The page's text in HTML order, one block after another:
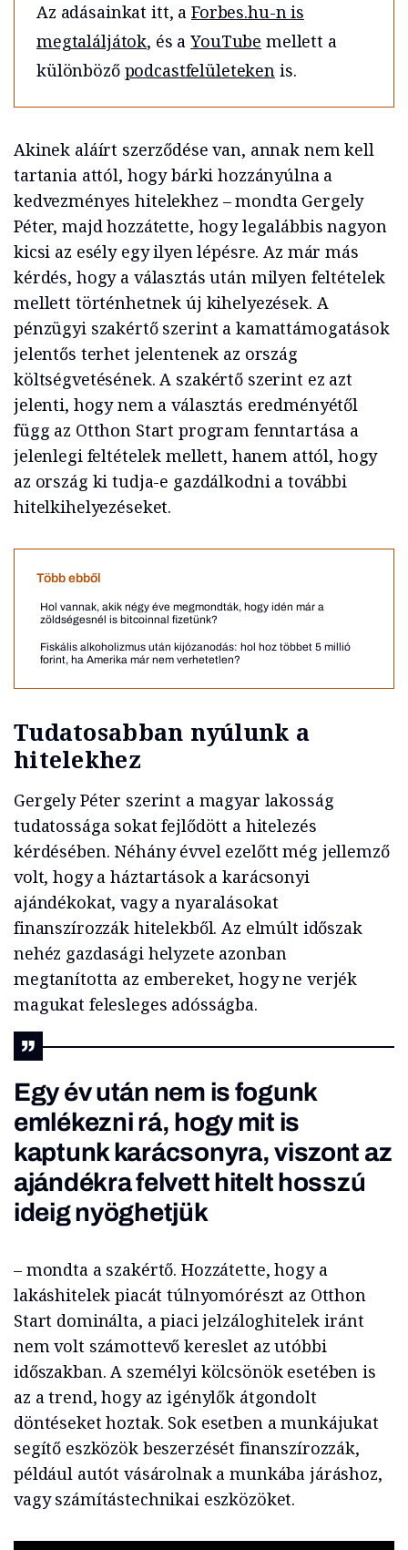
Az adásainkat itt, a Forbes.hu-n is
megtaláljátok, és aYouTube mellett a
különböző podcastfelületekenis.
Akinek aláírt szerződése van, annak nem kell
tartania attól, hogy bárki hozzányúlna a
kedvezményes hitelekhez – mondta Gergely
Péter, majd hozzátette, hogy legalábbis nagyon
kicsi az esély egy ilyen lépésre. Az már más
kérdés, hogy a választás után milyen feltételek
mellett történhetnek új kihelyezések. A
pénzügyi szakértő szerint a kamattámogatások
jelentős terhet jelentenek az ország
költségvetésének. A szakértő szerint ez azt
jelenti, hogy nem a választás eredményétől
függ az Otthon Start program fenntartása a
jelenlegi feltételek mellett, hanem attól, hogy
az ország ki tudja-e gazdálkodni a további
hitelkihelyezéseket.
Több ebből
Hol vannak, akik négy éve megmondták, hogy idén már a
zöldségesnél is bitcoinnal fizetünk?
Fiskális alkoholizmus után kijózanodás: hol hoz többet 5 millió
forint, ha Amerika már nem verhetetlen?
Tudatosabban nyúlunk a
hitelekhez
Gergely Péter szerint a magyar lakosság
tudatossága sokat fejlődött a hitelezés
kérdésében. Néhány évvel ezelőtt még jellemző
volt, hogy a háztartások a karácsonyi
ajándékokat, vagy a nyaralásokat
finanszírozzák hitelekből. Az elmúlt időszak
nehéz gazdasági helyzete azonban
megtanította az embereket, hogy ne verjék
magukat felesleges adósságba.
Egy év után nem is fogunk
emlékezni rá, hogy mit is
kaptunk karácsonyra, viszont az
ajándékra felvett hitelt hosszú
ideig nyöghetjük
– mondta a szakértő. Hozzátette, hogy a
lakáshitelek piacát túlnyomórészt az Otthon
Start dominálta, a piaci jelzáloghitelek iránt
nem volt számottevő kereslet az utóbbi
időszakban. A személyi kölcsönök esetében is
az a trend, hogy az igénylők átgondolt
döntéseket hoztak. Sok esetben a munkájukat
segítő eszközök beszerzését finanszírozzák,
például autót vásárolnak a munkába járáshoz,
vagy számítástechnikai eszközöket.